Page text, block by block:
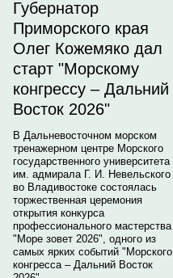
Губернатор
Приморского края
Олег Кожемяко дал
старт "Морскому
конгрессу – Дальний
Восток 2026"
В Дальневосточном морском
тренажерном центре Морского
государственного университета
им. адмирала Г. И. Невельского
во Владивостоке состоялась
торжественная церемония
открытия конкурса
профессионального мастерства
"Море зовет 2026", одного из
самых ярких событий "Морского
конгресса – Дальний Восток